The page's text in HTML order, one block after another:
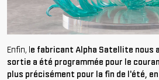
Enfin, le fabricant Alpha Satellite nous
sortie a été programmée pour le
plus précisément pour la fin de l'été,